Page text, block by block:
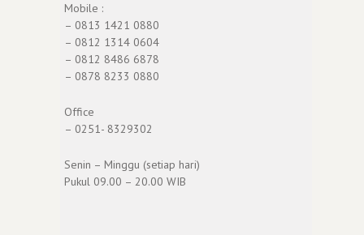
Mobile :
– 0813 1421 0880
– 0812 1314 0604
– 0812 8486 6878
– 0878 8233 0880
Office
– 0251- 8329302
Senin – Minggu (setiap hari)
Pukul 09.00 – 20.00 WIB